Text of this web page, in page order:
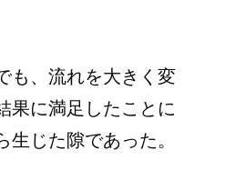
も、流れを大きく変
果に満足したことに
じた隙であった。